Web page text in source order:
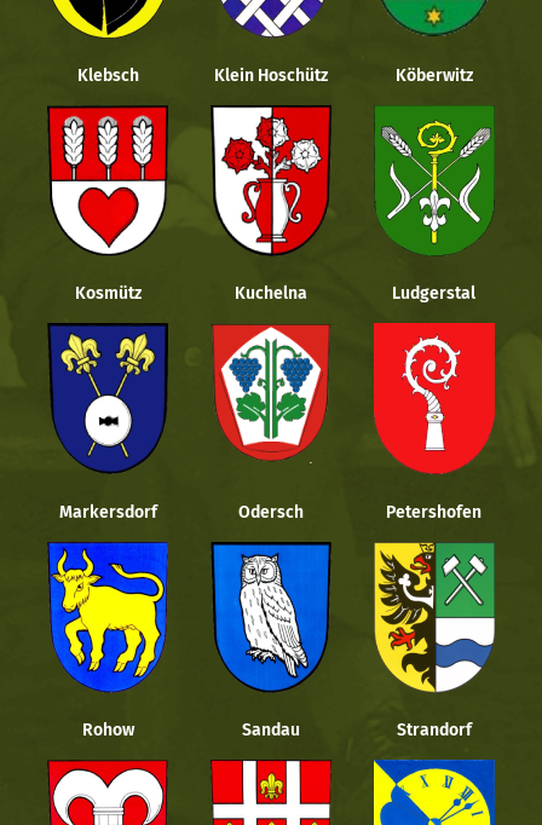
Klebsch Klein Hoschütz Köberwitz
Kosmütz Kuchelna Ludgerstal
Markersdorf Odersch Petershofen
Rohow Sandau Strandorf